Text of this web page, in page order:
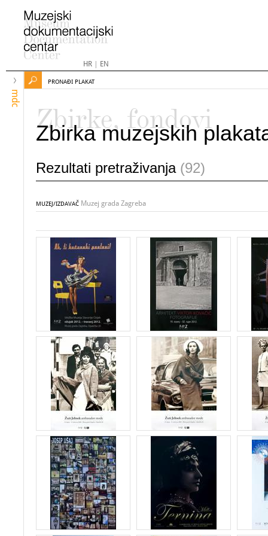
HR| EN
mdc
PRONAĐI PLAKAT
Zbirke, fondovi
Zbirka muzejskih
Rezultati pretraživanja (92)
MUZEJ/IZDAVAČ Muzej grada Zagreba